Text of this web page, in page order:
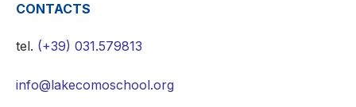
CONTACTS
tel. (+39) 031.579813
info@lakecomoschool.org